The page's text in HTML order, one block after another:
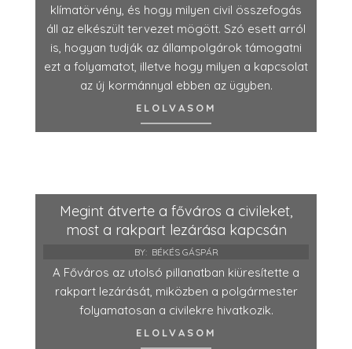
klímatörvény, és hogy milyen civil összefogás
áll az elkészült tervezet mögött. Szó esett arról
is, hogyan tudják az állampolgárok támogatni
ezt a folyamatot, illetve hogy milyen a kapcsolat
az új kormánnyal ebben az ügyben.
ELOLVASOM
Megint átverte a főváros a civileket,
most a rakpart lezárása kapcsán
BY: BÉKÉS GÁSPÁR
A Főváros az utolsó pillanatban kiüresítette a
rakpart lezárását, miközben a polgármester
folyamatosan a civilekre hivatkozik.
ELOLVASOM